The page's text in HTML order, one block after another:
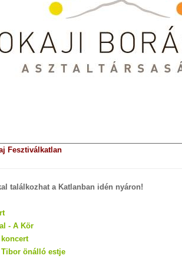
Fesztiválkatlan
találkozhat a Katlanban idén nyáron!
- A Kör
koncert
Tibor önálló estje